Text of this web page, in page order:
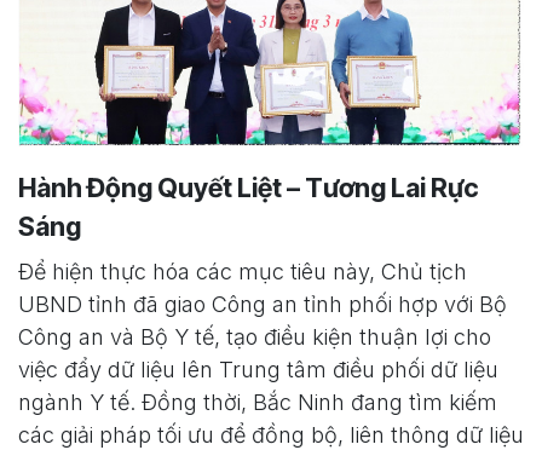
Hành Động Quyết Liệt – Tương Lai Rực
Sáng
Để hiện thực hóa các mục tiêu này, Chủ tịch
UBND tỉnh đã giao Công an tỉnh phối hợp với Bộ
Công an và Bộ Y tế, tạo điều kiện thuận lợi cho
việc đẩy dữ liệu lên Trung tâm điều phối dữ liệu
ngành Y tế. Đồng thời, Bắc Ninh đang tìm kiếm
các giải pháp tối ưu để đồng bộ, liên thông dữ liệu